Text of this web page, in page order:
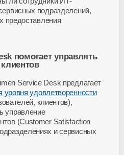
подразделений,
предоставления
помогает управлять
Service Desk предлагает
уровня удовлетворенности
клиентов),
управление
(Customer Satisfaction
и сервисных